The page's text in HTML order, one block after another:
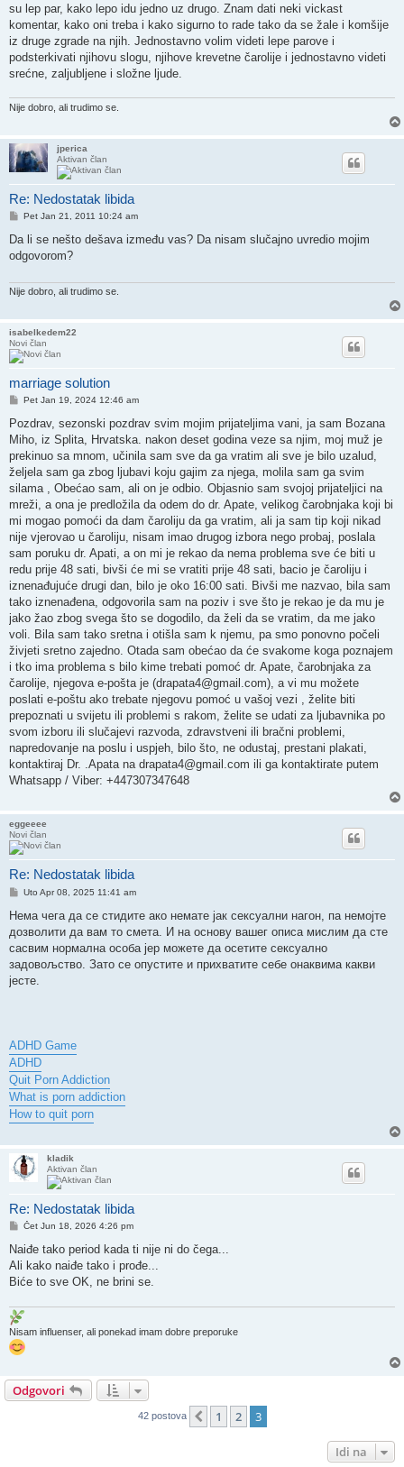
su lep par, kako lepo idu jedno uz drugo. Znam dati neki vickast
komentar, kako oni treba i kako sigurno to rade tako da se žale i komšije
iz druge zgrade na njih. Jednostavno volim videti lepe parove i
podsterkivati njihovu slogu, njihove krevetne čarolije i jednostavno videti
srećne, zaljubljene i složne ljude.
Nije dobro, ali trudimo se.
jperica
Aktivan član
Re: Nedostatak libida
Post
Pet Jan 21, 2011 10:24 am
Da li se nešto dešava između vas? Da nisam slučajno uvredio mojim
odgovorom?
Nije dobro, ali trudimo se.
isabelkedem22
Novi član
marriage solution
Post
Pet Jan 19, 2024 12:46 am
Pozdrav, sezonski pozdrav svim mojim prijateljima vani, ja sam Bozana
Miho, iz Splita, Hrvatska. nakon deset godina veze sa njim, moj muž je
prekinuo sa mnom, učinila sam sve da ga vratim ali sve je bilo uzalud,
željela sam ga zbog ljubavi koju gajim za njega, molila sam ga svim
silama , Obećao sam, ali on je odbio. Objasnio sam svojoj prijateljici na
mreži, a ona je predložila da odem do dr. Apate, velikog čarobnjaka koji bi
mi mogao pomoći da dam čaroliju da ga vratim, ali ja sam tip koji nikad
nije vjerovao u čaroliju, nisam imao drugog izbora nego probaj, poslala
sam poruku dr. Apati, a on mi je rekao da nema problema sve će biti u
redu prije 48 sati, bivši će mi se vratiti prije 48 sati, bacio je čaroliju i
iznenađujuće drugi dan, bilo je oko 16:00 sati. Bivši me nazvao, bila sam
tako iznenađena, odgovorila sam na poziv i sve što je rekao je da mu je
jako žao zbog svega što se dogodilo, da želi da se vratim, da me jako
voli. Bila sam tako sretna i otišla sam k njemu, pa smo ponovno počeli
živjeti sretno zajedno. Otada sam obećao da će svakome koga poznajem
i tko ima problema s bilo kime trebati pomoć dr. Apate, čarobnjaka za
čarolije, njegova e-pošta je (drapata4@gmail.com), a vi mu možete
poslati e-poštu ako trebate njegovu pomoć u vašoj vezi , želite biti
prepoznati u svijetu ili problemi s rakom, želite se udati za ljubavnika po
svom izboru ili slučajevi razvoda, zdravstveni ili bračni problemi,
napredovanje na poslu i uspjeh, bilo što, ne odustaj, prestani plakati,
kontaktiraj Dr. .Apata na drapata4@gmail.com ili ga kontaktirate putem
Whatsapp / Viber: +447307347648
eggeeee
Novi član
Re: Nedostatak libida
Post
Uto Apr 08, 2025 11:41 am
Нема чега да се стидите ако немате јак сексуални нагон, па немојте
дозволити да вам то смета. И на основу вашег описа мислим да сте
сасвим нормална особа јер можете да осетите сексуално
задовољство. Зато се опустите и прихватите себе онаквима какви
јесте.
ADHD Game
ADHD
Quit Porn Addiction
What is porn addiction
How to quit porn
kladik
Aktivan član
Re: Nedostatak libida
Post
Čet Jun 18, 2026 4:26 pm
Naiđe tako period kada ti nije ni do čega...
Ali kako naiđe tako i prođe...
Biće to sve OK, ne brini se.
Nisam influenser, ali ponekad imam dobre preporuke
Odgovori
42 postova Prethodni
1 2 3
Idi na